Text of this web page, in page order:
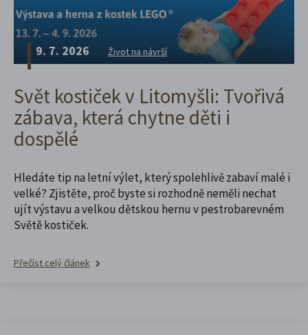
9. 7. 2026 Život na návrší
Svět kostiček v Litomyšli: Tvořivá
zábava, která chytne děti i
dospělé
Hledáte tip na letní výlet, který spolehlivě zabaví malé i
velké? Zjistěte, proč byste si rozhodně neměli nechat
ujít výstavu a velkou dětskou hernu v pestrobarevném
Světě kostiček.
Přečíst celý článek